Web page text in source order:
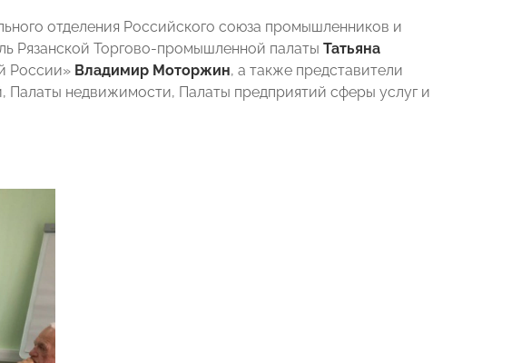
отделения Российского союза промышленников и
Рязанской Торгово-промышленной палаты Татьяна
России» Владимир Моторжин, а также представители
недвижимости, Палаты предприятий сферы услуг и